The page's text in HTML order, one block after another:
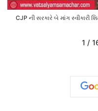
CJP ની સરકારે બે માંગ સ્વીકારી
1 /